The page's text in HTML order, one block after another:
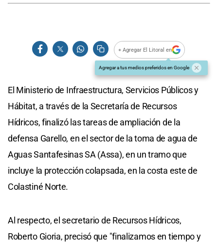
+ Agregar El Litoral en
Agregar a tus medios preferidos en Google
El Ministerio de Infraestructura, Servicios Públicos y
Hábitat, a través de la Secretaría de Recursos
Hídricos, finalizó las tareas de ampliación de la
defensa Garello, en el sector de la toma de agua de
Aguas Santafesinas SA (Assa), en un tramo que
incluye la protección colapsada, en la costa este de
Colastiné Norte.
Al respecto, el secretario de Recursos Hídricos,
Roberto Gioria, precisó que "finalizamos en tiempo y